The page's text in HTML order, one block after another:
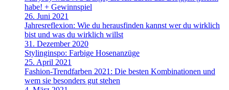
habe! + Gewinnspiel
26. Juni 2021
Jahresreflexion: Wie du herausfinden kannst wer du wirklich
bist und was du wirklich willst
31. Dezember 2020
Stylinginspo: Farbige Hosenanzüge
25. April 2021
Fashion-Trendfarben 2021: Die besten Kombinationen und
wem sie besonders gut stehen